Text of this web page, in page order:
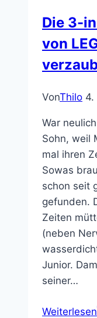
Die 3-
von
VonThilo 4.
War
Sohn, weil
mal ihren
Sowas
schon seit
gefunden.
Zeiten
(neben
Junior.
seiner…
Weiterlesen